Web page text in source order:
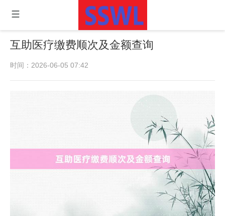
互助医疗缴费顺次及金额查询
时间：2026-06-05 07:42